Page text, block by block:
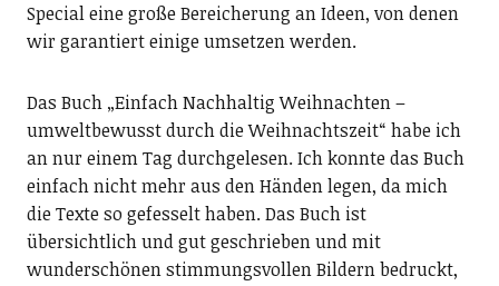
Special eine große Bereicherung an Ideen, von denen
wir garantiert einige umsetzen werden.
Das Buch „Einfach Nachhaltig Weihnachten –
umweltbewusst durch die Weihnachtszeit“ habe ich
an nur einem Tag durchgelesen. Ich konnte das Buch
einfach nicht mehr aus den Händen legen, da mich
die Texte so gefesselt haben. Das Buch ist
übersichtlich und gut geschrieben und mit
wunderschönen stimmungsvollen Bildern bedruckt,